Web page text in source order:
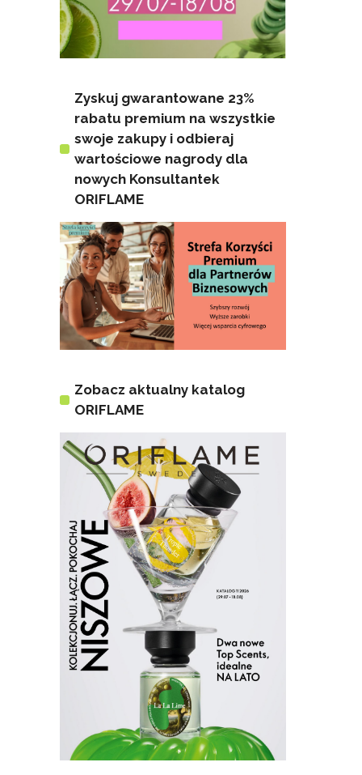
Zyskuj gwarantowane 23%
rabatu premium na wszystkie
swoje zakupy i odbieraj
wartościowe nagrody dla
nowych Konsultantek
ORIFLAME
Zobacz aktualny katalog
ORIFLAME